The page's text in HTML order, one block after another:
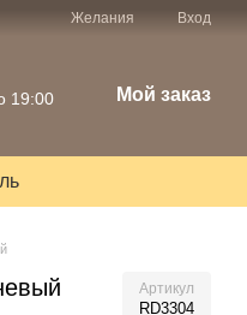
Желания Вход
19:00
Мой заказ
Артикул
RD3304